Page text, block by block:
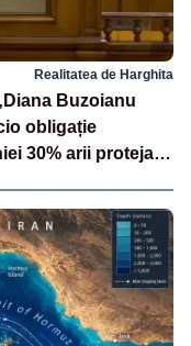
Realitatea de Harghita
Buzoianu
obligație
30% arii protejate